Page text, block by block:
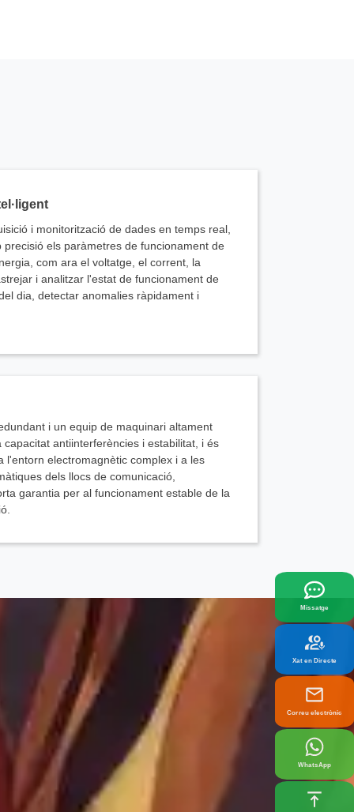
i monitorització de dades en temps real,
precisió els paràmetres de funcionament de
com ara el voltatge, el corrent, la
i analitzar l'estat de funcionament de
dia, detectar anomalies ràpidament i
i un equip de maquinari altament
antiinterferències i estabilitat, i és
l'entorn electromagnètic complex i a les
dels llocs de comunicació,
garantia per al funcionament estable de la
Missatge
Xat en Directe
Correu electrònic
WhatsApp